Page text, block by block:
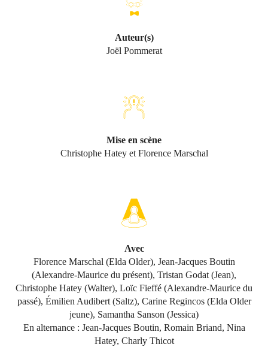
Auteur(s)
Joël Pommerat
Mise en scène
Christophe Hatey et Florence Marschal
Avec
Florence Marschal (Elda Older), Jean-Jacques Boutin
(Alexandre-Maurice du présent), Tristan Godat (Jean),
Christophe Hatey (Walter), Loïc Fieffé (Alexandre-Maurice du
passé), Émilien Audibert (Saltz), Carine Regincos (Elda Older
jeune), Samantha Sanson (Jessica)
En alternance : Jean-Jacques Boutin, Romain Briand, Nina
Hatey, Charly Thicot